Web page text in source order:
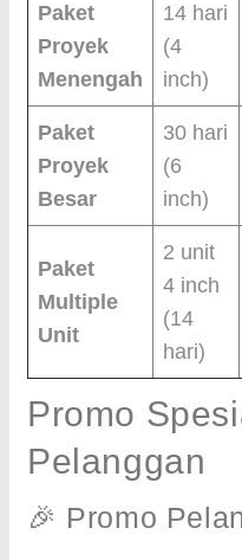
Paket
Proyek
Menengah
14 hari
(4
inch)
Paket
Proyek
Besar
30 hari
(6
inch)
Paket
Multiple
Unit
2 unit
4 inch
(14
hari)
Promo
Pelanggan
🎉 Promo